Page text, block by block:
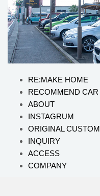
RE:MAKE HOME
RECOMMEND CAR
ABOUT
INSTAGRUM
ORIGINAL CUSTOM
INQUIRY
ACCESS
COMPANY